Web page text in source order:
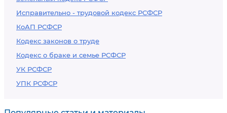
Исправительно - трудовой кодекс РСФСР
КоАП РСФСР
Кодекс законов о труде
Кодекс о браке и семье РСФСР
УК РСФСР
УПК РСФСР